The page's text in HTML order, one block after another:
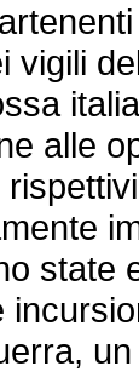
vigili
alle
state